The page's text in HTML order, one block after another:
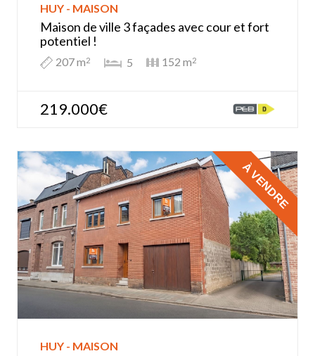
HUY - MAISON
Maison de ville 3 façades avec cour et fort
potentiel !
207 m2 5 152 m2
219.000€
HUY - MAISON
À VENDRE